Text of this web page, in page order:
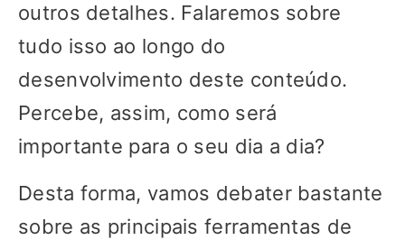
outros detalhes. Falaremos sobre
tudo isso ao longo do
desenvolvimento deste conteúdo.
Percebe, assim, como será
importante para o seu dia a dia?
Desta forma, vamos debater bastante
sobre as principais ferramentas de